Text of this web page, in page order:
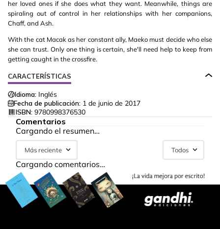
her loved ones if she does what they want. Meanwhile, things are
spiraling out of control in her relationships with her companions,
Chaff, and Ash.
With the cat Macak as her constant ally, Maeko must decide who else
she can trust. Only one thing is certain, she'll need help to keep from
getting caught in the crossfire.
CARACTERÍSTICAS
Idioma: Inglés
Fecha de publicación: 1 de junio de 2017
ISBN: 9780998376530
Comentarios
Cargando el resumen…
Más reciente Todos
Cargando comentarios…